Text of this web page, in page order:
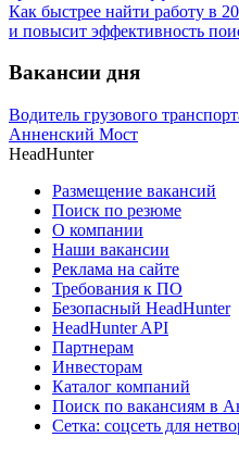
Как быстрее найти работу в
и повысит эффективность
Вакансии дня
Водитель грузового
Анненский Мост
HeadHunter
Размещение вакансий
Поиск по резюме
О компании
Наши вакансии
Реклама на сайте
Требования к ПО
Безопасный HeadHunter
HeadHunter API
Партнерам
Инвесторам
Каталог компаний
Поиск по вакансиям в
Сетка: соцсеть для